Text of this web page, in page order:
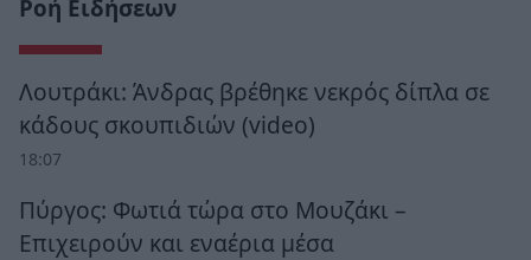
Ροή Ειδήσεων
Λουτράκι: Άνδρας βρέθηκε νεκρός δίπλα σε
κάδους σκουπιδιών (video)
18:07
Πύργος: Φωτιά τώρα στο Μουζάκι –
Επιχειρούν και εναέρια μέσα